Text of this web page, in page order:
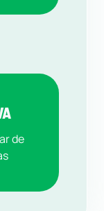
de